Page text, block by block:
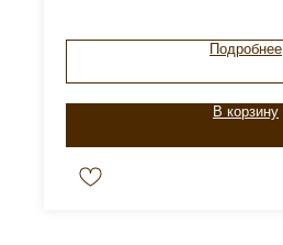
Подробнее
В корзину